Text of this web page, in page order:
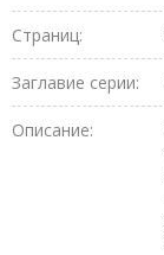
Страниц:
Заглавие серии:
Описание: